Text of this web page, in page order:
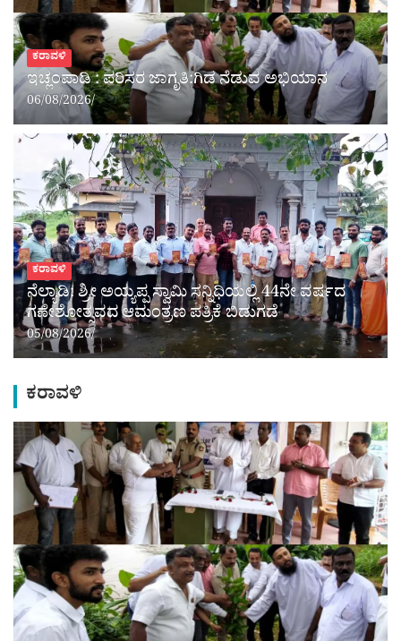
ಕರಾವಳಿ
ಇಚ್ಲಂಪಾಡಿ : ಪರಿಸರ ಜಾಗೃತಿ:ಗಿಡ ನೆಡುವ ಅಭಿಯಾನ
06/08/2026
ಕರಾವಳಿ
ನೆಲ್ಯಾಡಿ: ಶ್ರೀ ಅಯ್ಯಪ್ಪ ಸ್ವಾಮಿ ಸನ್ನಿಧಿಯಲ್ಲಿ 44ನೇ ವರ್ಷದ
ಗಣೇಶೋತ್ಸವದ ಆಮಂತ್ರಣ ಪತ್ರಿಕೆ ಬಿಡುಗಡೆ
05/08/2026
ಕರಾವಳಿ